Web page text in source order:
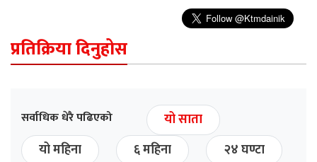
प्रतिक्रिया दिनुहोस
सर्वाधिक धेरै पढिएको
यो साता
यो महिना
६ महिना २४ घण्टा